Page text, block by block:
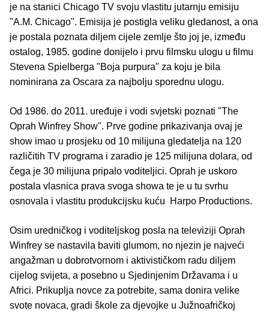
je na stanici Chicago TV svoju vlastitu jutarnju emisiju
"A.M. Chicago". Emisija je postigla veliku gledanost, a ona
je postala poznata diljem cijele zemlje što joj je, između
ostalog, 1985. godine donijelo i prvu filmsku ulogu u filmu
Stevena Spielberga "Boja purpura" za koju je bila
nominirana za Oscara za najbolju sporednu ulogu.
Od 1986. do 2011. uređuje i vodi svjetski poznati "The
Oprah Winfrey Show". Prve godine prikazivanja ovaj je
show imao u prosjeku od 10 milijuna gledatelja na 120
različitih TV programa i zaradio je 125 milijuna dolara, od
čega je 30 milijuna pripalo voditeljici. Oprah je uskoro
postala vlasnica prava svoga showa te je u tu svrhu
osnovala i vlastitu produkcijsku kuću Harpo Productions.
Osim uredničkog i voditeljskog posla na televiziji Oprah
Winfrey se nastavila baviti glumom, no njezin je najveći
angažman u dobrotvornom i aktivističkom radu diljem
cijelog svijeta, a posebno u Sjedinjenim Državama i u
Africi. Prikuplja novce za potrebite, sama donira velike
svote novaca, gradi škole za djevojke u Južnoafričkoj